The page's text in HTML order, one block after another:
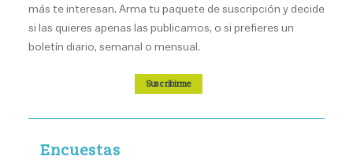
más te interesan. Arma tu paquete de suscripción y decide
si las quieres apenas las publicamos, o si prefieres un
boletín diario, semanal o mensual.
Suscribirme
Encuestas